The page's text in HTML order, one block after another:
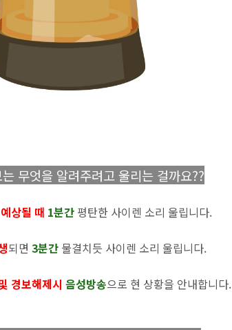
무엇을 알려주려고 울리는 걸까요??
상될 때 1분간평탄한 사이렌 소리 울립니다.
되면 3분간 물결치듯 사이렌 소리 울립니다.
경보해제시 음성방송으로 현 상황을 안내합니다.